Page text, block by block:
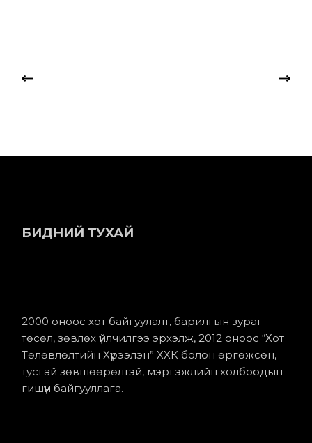
БИДНИЙ ТУХАЙ
2000 оноос хот байгуулалт, барилгын зураг
төсөл, зөвлөх үйлчилгээ эрхэлж, 2012 оноос “Хот
Төлөвлөлтийн Хүрээлэн” ХХК болон өргөжсөн,
тусгай зөвшөөрөлтэй, мэргэжлийн холбоодын
гишүүн байгууллага.